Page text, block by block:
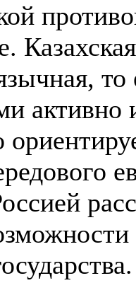
то
активно